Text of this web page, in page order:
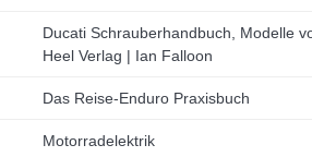
Ducati Schrauberhandbuch, Modelle
Heel Verlag | Ian Falloon
Das Reise-Enduro Praxisbuch
Motorradelektrik